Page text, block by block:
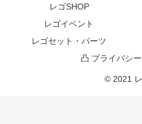
レゴSHOP
レゴイベント
レゴセット・パーツ
凸 プライバシ
© 2021 レ